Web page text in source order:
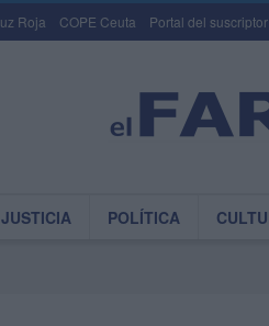
Roja COPE Ceuta Portal del suscriptor
JUSTICIA POLÍTICA